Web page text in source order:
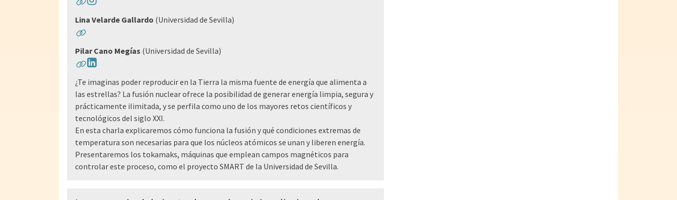
Lina Velarde Gallardo (Universidad de Sevilla)
Pilar Cano Megías (Universidad de Sevilla)
¿Te imaginas poder reproducir en la Tierra la misma fuente de energía que alimenta a
las estrellas? La fusión nuclear ofrece la posibilidad de generar energía limpia, segura y
prácticamente ilimitada, y se perfila como uno de los mayores retos científicos y
tecnológicos del siglo XXI.
En esta charla explicaremos cómo funciona la fusión y qué condiciones extremas de
temperatura son necesarias para que los núcleos atómicos se unan y liberen energía.
Presentaremos los tokamaks, máquinas que emplean campos magnéticos para
controlar este proceso, como el proyecto SMART de la Universidad de Sevilla.